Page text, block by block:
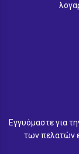
Εγγυόμαστε για
των πελατών